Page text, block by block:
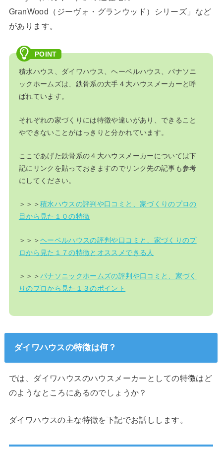
GranWood（ジーヴォ・グランウッド）シリーズ」など
があります。
積水ハウス、ダイワハウス、ヘーベルハウス、パナソニ
ックホームズは、鉄骨系の大手４大ハウスメーカーと呼
ばれています。
それぞれの家づくりには特徴や違いがあり、できること
やできないことがはっきりと分かれています。
ここであげた鉄骨系の４大ハウスメーカーについては下
記にリンクを貼っておきますのでリンク先の記事も参考
にしてください。
＞＞＞積水ハウスの評判や口コミと、家づくりのプロの
目から見た１０の特徴
＞＞＞ヘーベルハウスの評判や口コミと、家づくりのプ
ロから見た１７の特徴とオススメできる人
＞＞＞パナソニックホームズの評判や口コミと、家づく
りのプロから見た１３のポイント
ダイワハウスの特徴は何？
では、ダイワハウスのハウスメーカーとしての特徴はど
のようなところにあるのでしょうか？
ダイワハウスの主な特徴を下記でお話しします。